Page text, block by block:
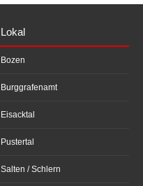
Lokal
Bozen
Burggrafenamt
Eisacktal
Pustertal
Salten / Schlern